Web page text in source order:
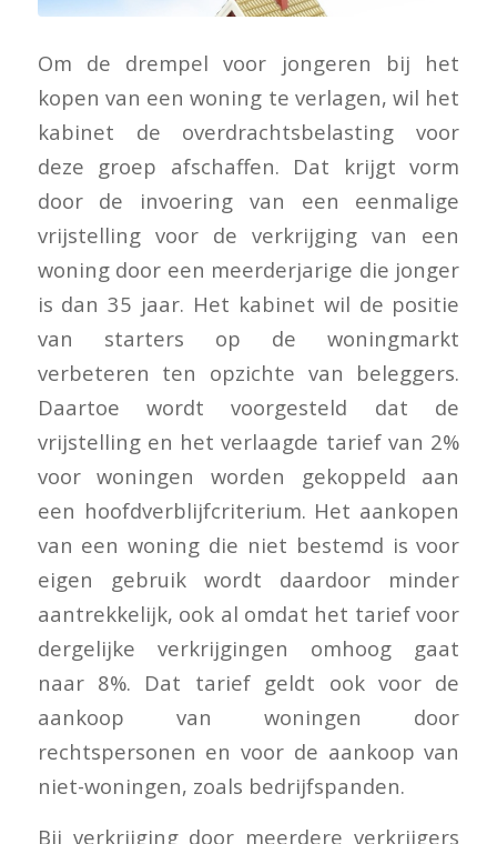
Om de drempel voor jongeren bij het
kopen van een woning te verlagen, wil het
kabinet de overdrachtsbelasting voor
deze groep afschaffen. Dat krijgt vorm
door de invoering van een eenmalige
vrijstelling voor de verkrijging van een
woning door een meerderjarige die jonger
is dan 35 jaar. Het kabinet wil de positie
van starters op de woningmarkt
verbeteren ten opzichte van beleggers.
Daartoe wordt voorgesteld dat de
vrijstelling en het verlaagde tarief van 2%
voor woningen worden gekoppeld aan
een hoofdverblijfcriterium. Het aankopen
van een woning die niet bestemd is voor
eigen gebruik wordt daardoor minder
aantrekkelijk, ook al omdat het tarief voor
dergelijke verkrijgingen omhoog gaat
naar 8%. Dat tarief geldt ook voor de
aankoop van woningen door
rechtspersonen en voor de aankoop van
niet-woningen, zoals bedrijfspanden.
Bij verkrijging door meerdere verkrijgers